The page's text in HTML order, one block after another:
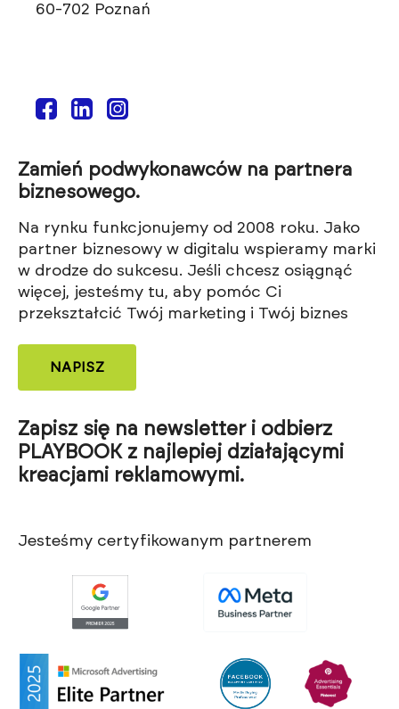
60-702 Poznań
Zamień podwykonawców na partnera
biznesowego.
Na rynku funkcjonujemy od 2008 roku. Jako
partner biznesowy w digitalu wspieramy marki
w drodze do sukcesu. Jeśli chcesz osiągnąć
więcej, jesteśmy tu, aby pomóc Ci
przekształcić Twój marketing i Twój biznes
NAPISZ
Zapisz się na newsletter i odbierz
PLAYBOOK z najlepiej działającymi
kreacjami reklamowymi.
Jesteśmy certyfikowanym partnerem